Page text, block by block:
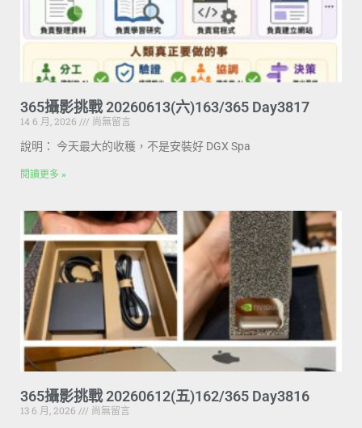
365攝影挑戰 20260613(六)163/365 Day3817
14 6 月, 2026
尚無留言
說明： 今天最大的收穫，不是安裝好 DGX Spa
閱讀更多 »
365攝影挑戰 20260612(五)162/365 Day3816
13 6 月, 2026
尚無留言